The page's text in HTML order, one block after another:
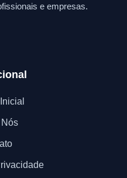
e empresas.